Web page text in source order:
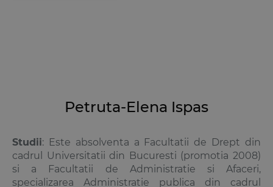
Petruta-Elena Ispas
Studii: Este absolventa a Facultatii de Drept din
cadrul Universitatii din Bucuresti (promotia 2008)
si a Facultatii de Administratie si Afaceri,
specializarea Administratie publica din cadrul